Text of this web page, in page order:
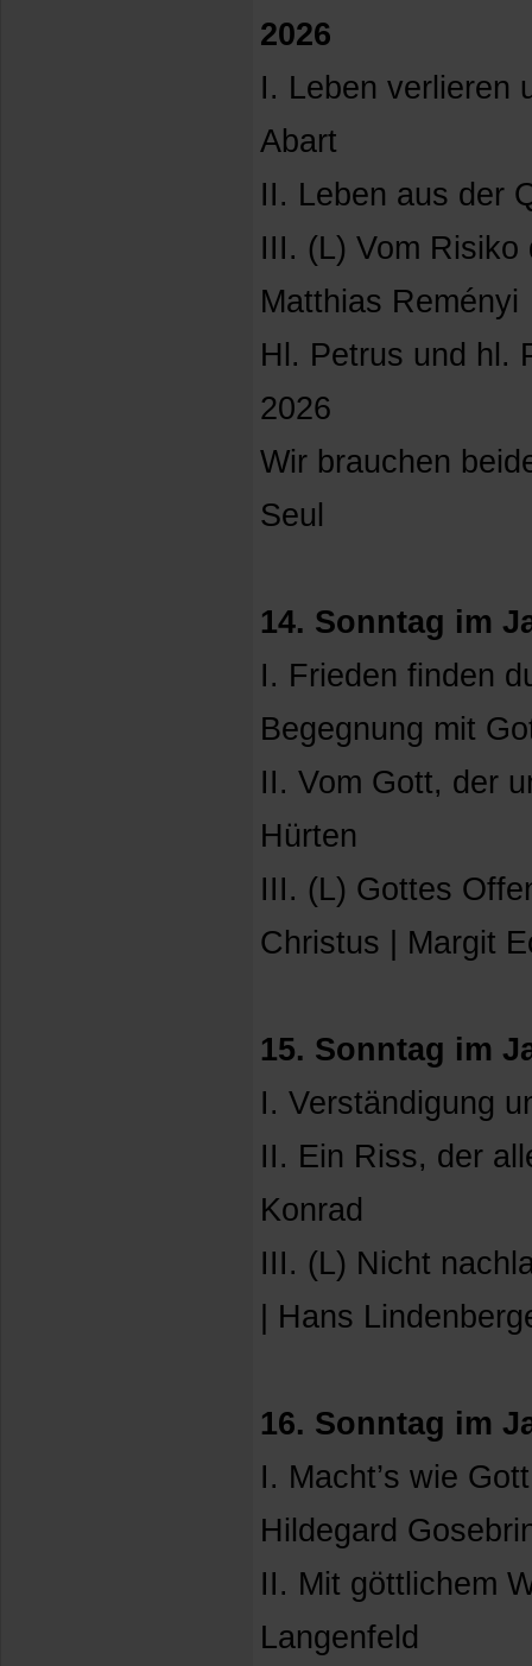
2026
I. Leben verlieren
Abart
II. Leben aus der
III. (L) Vom Risiko
Matthias Reményi
Hl. Petrus und hl.
2026
Wir brauchen
Seul
14. Sonntag im
I. Frieden finden
Begegnung mit
II. Vom Gott, der
Hürten
III. (L) Gottes
Christus | Margit
15. Sonntag im
I. Verständigung
II. Ein Riss, der
Konrad
III. (L) Nicht
| Hans
16. Sonntag im
I. Macht’s wie
Hildegard
II. Mit göttlichem
Langenfeld